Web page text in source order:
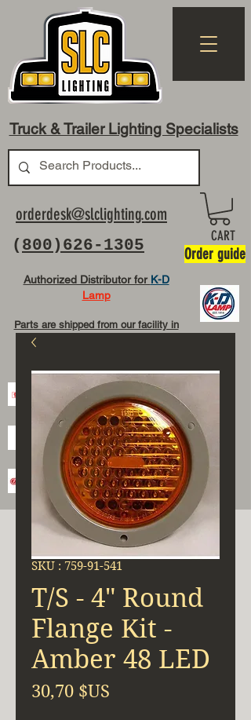
Truck & Trailer Lighting Specialists
( 800)626-1305
orderdesk@slclighting.com
Authorized Distributor for K-D
Lamp
Parts are shipped from our facility in
CART
Order guide
SKU : 759-91-541
T/S - 4" Round
Flange Kit -
Amber 48 LED
30,70 $US